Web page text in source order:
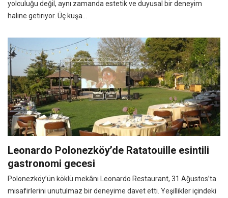
yolculuğu değil, aynı zamanda estetik ve duyusal bir deneyim
haline getiriyor. Üç kuşa...
Leonardo Polonezköy’de Ratatouille esintili
gastronomi gecesi
Polonezköy’ün köklü mekânı Leonardo Restaurant, 31 Ağustos’ta
misafirlerini unutulmaz bir deneyime davet etti. Yeşillikler içindeki